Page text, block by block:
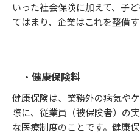
いった社会保険に加えて、子
てはまり、企業はこれを整備
・健康保険料
健康保険は、業務外の病気や
際に、従業員（被保険者）の
な医療制度のことです。健康